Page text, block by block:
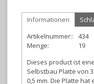
Informationen
Artikelnummer::
434
Menge:
19
Dieses product ist
Selbstbau Platte von
0,5 mm. Die Platte hat